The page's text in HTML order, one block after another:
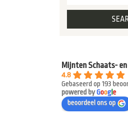
Mijnten Schaats-
4.8
Gebaseerd op 193
powered byGoogle
beoordeel ons op